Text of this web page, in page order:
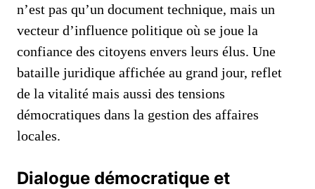
n’est pas qu’un document technique, mais un
vecteur d’influence politique où se joue la
confiance des citoyens envers leurs élus. Une
bataille juridique affichée au grand jour, reflet
de la vitalité mais aussi des tensions
démocratiques dans la gestion des affaires
locales.
Dialogue démocratique et